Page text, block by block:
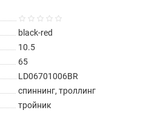
black-red
10.5
65
LD06701006BR
спиннинг, троллинг
тройник